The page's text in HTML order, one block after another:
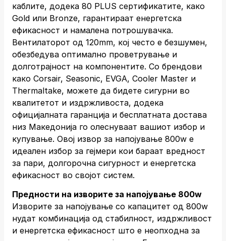
каблите, додека 80 PLUS сертификатите, како
Gold или Bronze, гарантираат енергетска
ефикасност и намалена потрошувачка.
Вентилаторот од 120mm, кој често е безшумен,
обезбедува оптимално проветрување и
долготрајност на компонентите. Со брендови
како Corsair, Seasonic, EVGA, Cooler Master и
Thermaltake, можете да бидете сигурни во
квалитетот и издржливоста, додека
официјалната гаранција и бесплатната достава
низ Македонија го олеснуваат вашиот избор и
купување. Овој извор за напојување 800w е
идеален избор за гејмери кои бараат вредност
за пари, долгорочна сигурност и енергетска
ефикасност во својот систем.
Предности на изворите за напојување 800w
Изворите за напојување со капацитет од 800w
нудат комбинација од стабилност, издржливост
и енергетска ефикасност што е неопходна за